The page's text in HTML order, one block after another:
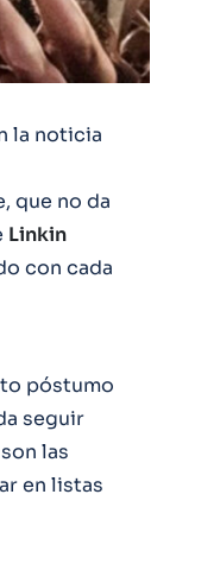
la noticia
que no da
Linkin
con cada
póstumo
seguir
las
en listas